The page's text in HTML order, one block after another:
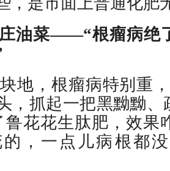
庄油菜——“根瘤病绝
地，根瘤病特别重
，抓起一把黑黝黝、
鲁花花生肽肥，效果
，一点儿病根都